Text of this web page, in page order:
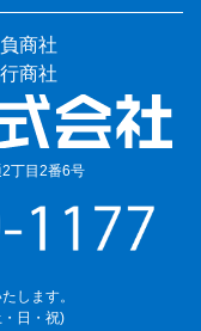
商社
商社
丁目2番6号
します。
日・祝)